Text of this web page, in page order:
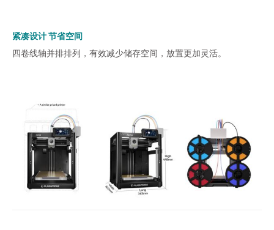
紧凑设计 节省空间
四卷线轴并排排列，有效减少储存空间，放置更加灵活。